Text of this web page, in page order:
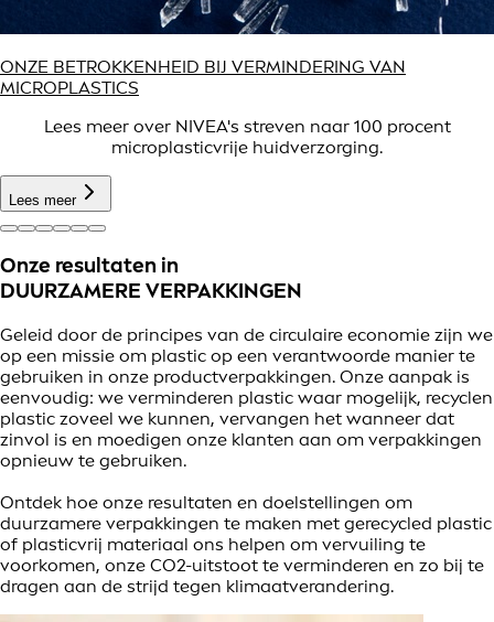
ONZE BETROKKENHEID BIJ VERMINDERING VAN
MICROPLASTICS
Lees meer over NIVEA's streven naar 100 procent
microplasticvrije huidverzorging.
Lees meer
Onze resultaten in
DUURZAMERE VERPAKKINGEN
Geleid door de principes van de circulaire economie zijn we
op een missie om plastic op een verantwoorde manier te
gebruiken in onze productverpakkingen. Onze aanpak is
eenvoudig: we verminderen plastic waar mogelijk, recyclen
plastic zoveel we kunnen, vervangen het wanneer dat
zinvol is en moedigen onze klanten aan om verpakkingen
opnieuw te gebruiken.
Ontdek hoe onze resultaten en doelstellingen om
duurzamere verpakkingen te maken met gerecycled plastic
of plasticvrij materiaal ons helpen om vervuiling te
voorkomen, onze CO2-uitstoot te verminderen en zo bij te
dragen aan de strijd tegen klimaatverandering.